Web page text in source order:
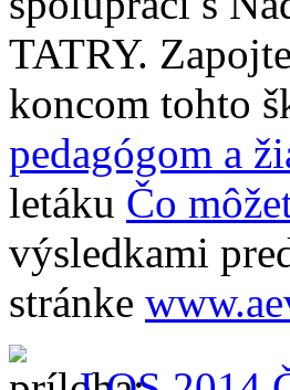
TATRY.
koncom tohto
pedagógom a
letáku Čo
výsledkami
stránke